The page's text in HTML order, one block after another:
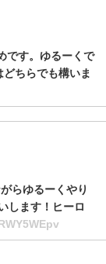
です。ゆるーくで
ちらでも構いま
らゆるーくやり
します！ヒーロ